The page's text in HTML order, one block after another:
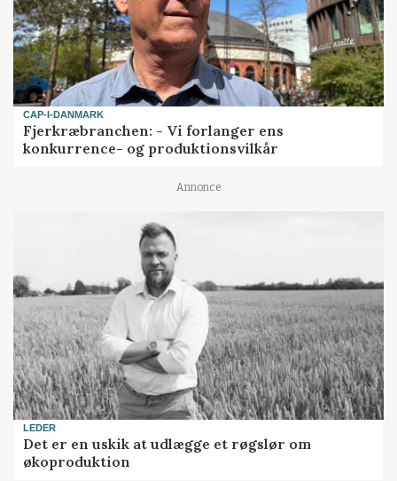
CAP-I-DANMARK
Fjerkræbranchen: - Vi forlanger ens
konkurrence- og produktionsvilkår
Annonce
LEDER
Det er en uskik at udlægge et røgslør om
økoproduktion